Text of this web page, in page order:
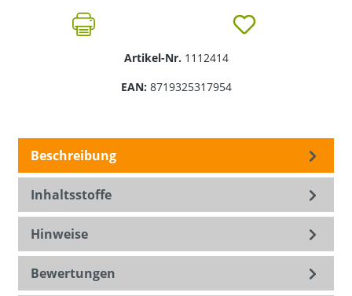
Artikel-Nr. 1112414
EAN: 8719325317954
Beschreibung
Inhaltsstoffe
Hinweise
Bewertungen